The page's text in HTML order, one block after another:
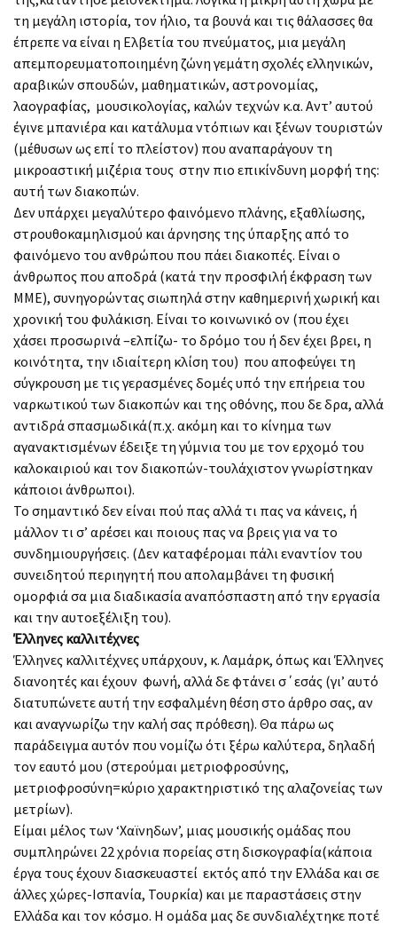
τη μεγάλη ιστορία, τον ήλιο, τα βουνά και τις θάλασσες θα
έπρεπε να είναι η Ελβετία του πνεύματος, μια μεγάλη
απεμπορευματοποιημένη ζώνη γεμάτη σχολές ελληνικών,
αραβικών σπουδών, μαθηματικών, αστρονομίας,
λαογραφίας, μουσικολογίας, καλών τεχνών κ.α. Αντ’ αυτού
έγινε μπανιέρα και κατάλυμα ντόπιων και ξένων τουριστών
(μέθυσων ως επί το πλείστον) που αναπαράγουν τη
μικροαστική μιζέρια τους στην πιο επικίνδυνη μορφή της:
αυτή των διακοπών.
Δεν υπάρχει μεγαλύτερο φαινόμενο πλάνης, εξαθλίωσης,
στρουθοκαμηλισμού και άρνησης της ύπαρξης από το
φαινόμενο του ανθρώπου που πάει διακοπές. Είναι ο
άνθρωπος που αποδρά (κατά την προσφιλή έκφραση των
ΜΜΕ), συνηγορώντας σιωπηλά στην καθημερινή χωρική και
χρονική του φυλάκιση. Είναι το κοινωνικό ον (που έχει
χάσει προσωρινά –ελπίζω- το δρόμο του ή δεν έχει βρει, η
κοινότητα, την ιδιαίτερη κλίση του) που αποφεύγει τη
σύγκρουση με τις γερασμένες δομές υπό την επήρεια του
ναρκωτικού των διακοπών και της οθόνης, που δε δρα, αλλά
αντιδρά σπασμωδικά(π.χ. ακόμη και το κίνημα των
αγανακτισμένων έδειξε τη γύμνια του με τον ερχομό του
καλοκαιριού και τον διακοπών-τουλάχιστον γνωρίστηκαν
κάποιοι άνθρωποι).
Το σημαντικό δεν είναι πού πας αλλά τι πας να κάνεις, ή
μάλλον τι σ’ αρέσει και ποιους πας να βρεις για να το
συνδημιουργήσεις. (Δεν καταφέρομαι πάλι εναντίον του
συνειδητού περιηγητή που απολαμβάνει τη φυσική
ομορφιά σα μια διαδικασία αναπόσπαστη από την εργασία
και την αυτοεξέλιξη του).
Έλληνες καλλιτέχνες
Έλληνες καλλιτέχνες υπάρχουν, κ. Λαμάρκ, όπως και Έλληνες
διανοητές και έχουν φωνή, αλλά δε φτάνει σ΄εσάς (γι’ αυτό
διατυπώνετε αυτή την εσφαλμένη θέση στο άρθρο σας, αν
και αναγνωρίζω την καλή σας πρόθεση). Θα πάρω ως
παράδειγμα αυτόν που νομίζω ότι ξέρω καλύτερα, δηλαδή
τον εαυτό μου (στερούμαι μετριοφροσύνης,
μετριοφροσύνη=κύριο χαρακτηριστικό της αλαζονείας των
μετρίων).
Είμαι μέλος των ‘Χαϊνηδων’, μιας μουσικής ομάδας που
συμπληρώνει 22 χρόνια πορείας στη δισκογραφία(κάποια
έργα τους έχουν διασκευαστεί εκτός από την Ελλάδα και σε
άλλες χώρες-Ισπανία, Τουρκία) και με παραστάσεις στην
Ελλάδα και τον κόσμο. Η ομάδα μας δε συνδιαλέχτηκε ποτέ